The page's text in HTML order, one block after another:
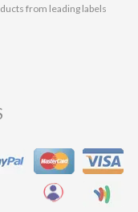
from leading labels.